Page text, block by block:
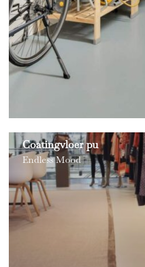
Coatingvloer pu
Endless Mood